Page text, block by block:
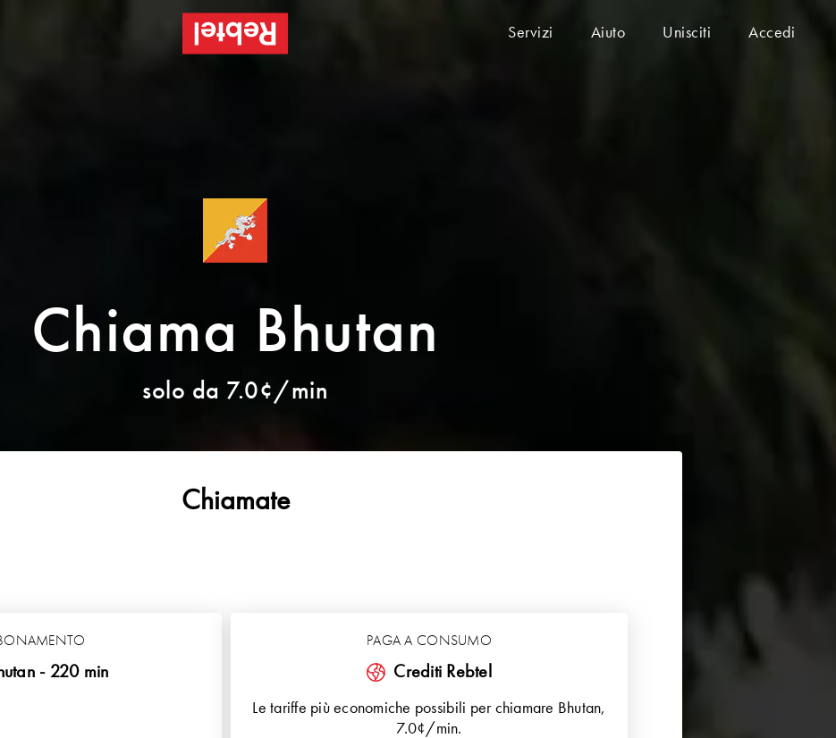
Servizi Aiuto Unisciti Accedi
Chiama Bhutan
solo da 7.0¢/min
Chiamate
- 220 min
PAGA A CONSUMO
Crediti Rebtel
Le tariffe più economiche possibili per chiamare Bhutan,
7.0¢/min.